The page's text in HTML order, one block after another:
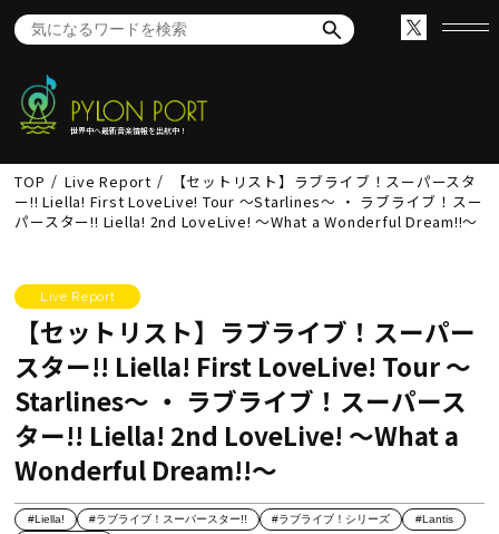
世界中へ最新音楽情報を出航中！
TOP Live Report
【セットリスト】ラブライブ！スーパースタ
ー!! Liella! First LoveLive! Tour ～Starlines～ ・ ラブライブ！スー
パースター!! Liella! 2nd LoveLive! ～What a Wonderful Dream!!～
Live Report
【セットリスト】ラブライブ！スーパー
スター!! Liella! First LoveLive! Tour ～
Starlines～ ・ ラブライブ！スーパース
ター!! Liella! 2nd LoveLive! ～What a
Wonderful Dream!!～
#Liella! #ラブライブ！スーパースター!! #ラブライブ！シリーズ
#Lantis